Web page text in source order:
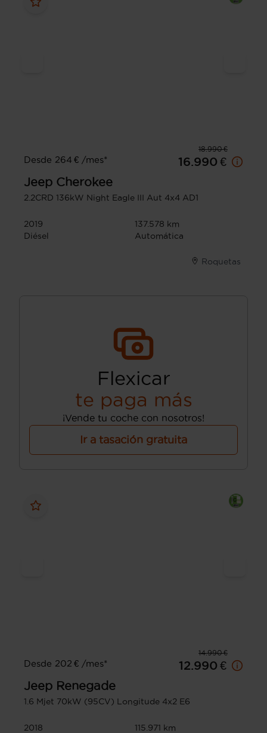
18.990 €
Desde 264 € /mes*
16.990 €
Jeep Cherokee
2.2CRD 136kW Night Eagle III Aut 4x4 AD1
2019
137.578 km
Diésel
Automática
Roquetas
Flexicar
te paga más
¡Vende tu coche con nosotros!
Ir a tasación gratuita
14.990 €
Desde 202 € /mes*
12.990 €
Jeep Renegade
1.6 Mjet 70kW (95CV) Longitude 4x2 E6
2018
115.971 km